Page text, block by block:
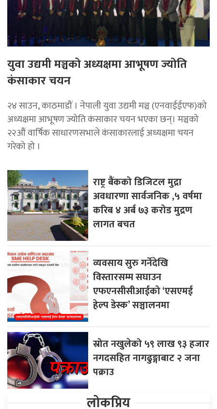
युवा उद्यमी मञ्चको अध्यक्षमा आभूषण ज्योति
कंसाकार चयन
२४ साउन, काठमाडौं । नेपाली युवा उद्यमी मञ्च (एनवाईईएफ)को
अध्यक्षमा आभूषण ज्योति कंसाकार चयन भएका छन्। मञ्चको
२२औं वार्षिक साधारणसभाले कंसाकारलाई अध्यक्षमा चयन
गरेको हो ।
राष्ट्र बैंकको डिजिटल मुद्रा
अवधारणा सार्वजनिक ,५ वर्षमा
करिब ४ अर्ब ७३ करोड मुद्रण
लागत बचत
व्यवसाय सुरु गर्नेदेखि
विस्तारसम्म सघाउन
एफएनसीसीआईको ‘एसएमई
हेल्प डेस्क’ सञ्चालनमा
स्रोत नखुलेको ५९ लाख ९३ हजार
नगदसहित नागढुङ्गाबाट २ जना
पक्राउ
लोकप्रिय